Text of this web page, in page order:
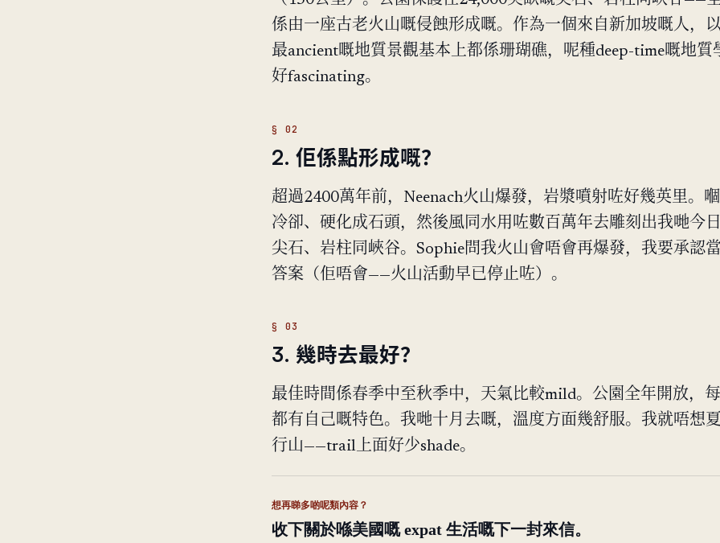
係由一座古老火山嘅侵蝕形成嘅。作為一個來自新加坡嘅人，
最ancient嘅地質景觀基本上都係珊瑚礁，呢種deep-time嘅地質
好fascinating。
2. 佢係點形成嘅？
超過2400萬年前，Neenach火山爆發，岩漿噴射咗好幾英里。
冷卻、硬化成石頭，然後風同水用咗數百萬年去雕刻出我哋今
尖石、岩柱同峽谷。Sophie問我火山會唔會再爆發，我要承認
答案（佢唔會——火山活動早已停止咗）。
3. 幾時去最好？
最佳時間係春季中至秋季中，天氣比較mild。公園全年開放，
都有自己嘅特色。我哋十月去嘅，溫度方面幾舒服。我就唔想
行山——trail上面好少shade。
想再睇多啲呢類內容？
收下關於喺美國嘅 expat 生活嘅下一封來信。